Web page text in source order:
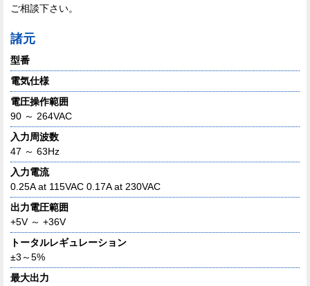
ご相談下さい。
諸元
型番
電気仕様
電圧操作範囲
90 ～ 264VAC
入力周波数
47 ～ 63Hz
入力電流
0.25A at 115VAC 0.17A at 230VAC
出力電圧範囲
+5V ～ +36V
トータルレギュレーション
±3～5%
最大出力